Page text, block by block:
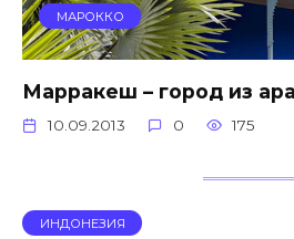
МАРОККО
Марракеш – город из
10.09.2013 0 175
ИНДОНЕЗИЯ